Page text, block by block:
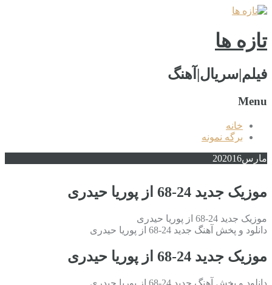
تازه ها
فیلم|سریال|آهنگ
Menu
خانه
برگه نمونه
مارس 202016
موزیک جدید 24-68 از پوریا حیدری
موزیک جدید 24-68 از پوریا حیدری
دانلود و پخش آهنگ جدید 24-68 از پوریا حیدری
موزیک جدید 24-68 از پوریا حیدری